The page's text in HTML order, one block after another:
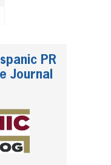
PR
Journal